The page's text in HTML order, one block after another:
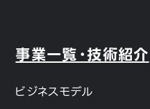
事業一覧・技術紹介
ビジネスモデル